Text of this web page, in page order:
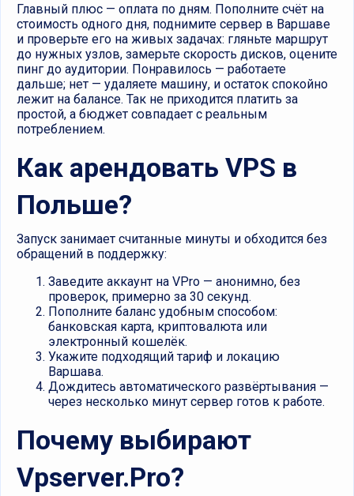
Главный плюс — оплата по дням. Пополните счёт на
стоимость одного дня, поднимите сервер в Варшаве
и проверьте его на живых задачах: гляньте маршрут
до нужных узлов, замерьте скорость дисков, оцените
пинг до аудитории. Понравилось — работаете
дальше; нет — удаляете машину, и остаток спокойно
лежит на балансе. Так не приходится платить за
простой, а бюджет совпадает с реальным
потреблением.
Как арендовать VPS в
Польше?
Запуск занимает считанные минуты и обходится без
обращений в поддержку:
Заведите аккаунт на VPro — анонимно, без
проверок, примерно за 30 секунд.
Пополните баланс удобным способом:
банковская карта, криптовалюта или
электронный кошелёк.
Укажите подходящий тариф и локацию
Варшава.
Дождитесь автоматического развёртывания —
через несколько минут сервер готов к работе.
Почему выбирают
Vpserver.Pro?